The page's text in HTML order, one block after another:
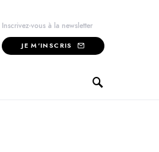
Inscrivez-vous à la newsletter
JE M'INSCRIS